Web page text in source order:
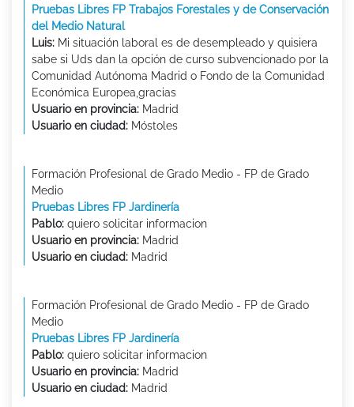
Pruebas Libres FP Trabajos Forestales y de Conservación
del Medio Natural
Luis: Mi situación laboral es de desempleado y quisiera
sabe si Uds dan la opción de curso subvencionado por la
Comunidad Autónoma Madrid o Fondo de la Comunidad
Económica Europea,gracias
Usuario en provincia: Madrid
Usuario en ciudad: Móstoles
Formación Profesional de Grado Medio - FP de Grado
Medio
Pruebas Libres FP Jardinería
Pablo: quiero solicitar informacion
Usuario en provincia: Madrid
Usuario en ciudad: Madrid
Formación Profesional de Grado Medio - FP de Grado
Medio
Pruebas Libres FP Jardinería
Pablo: quiero solicitar informacion
Usuario en provincia: Madrid
Usuario en ciudad: Madrid